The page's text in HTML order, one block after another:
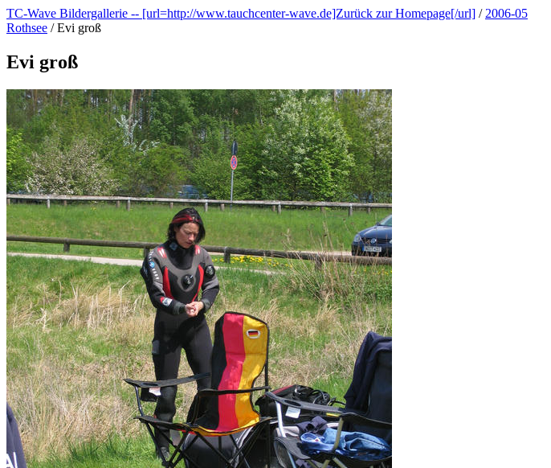
TC-Wave Bildergallerie -- [url=http://www.tauchcenter-wave.de]Zurück zur Homepage[/url] / 2006-05
Rothsee /Evi groß
Evi groß